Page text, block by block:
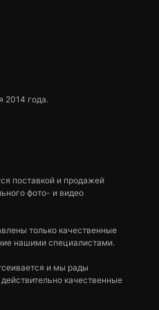
2014 года.
поставкой и продажей
фото- и видео
только качественные
нашими специалистами.
и мы рады
качественные